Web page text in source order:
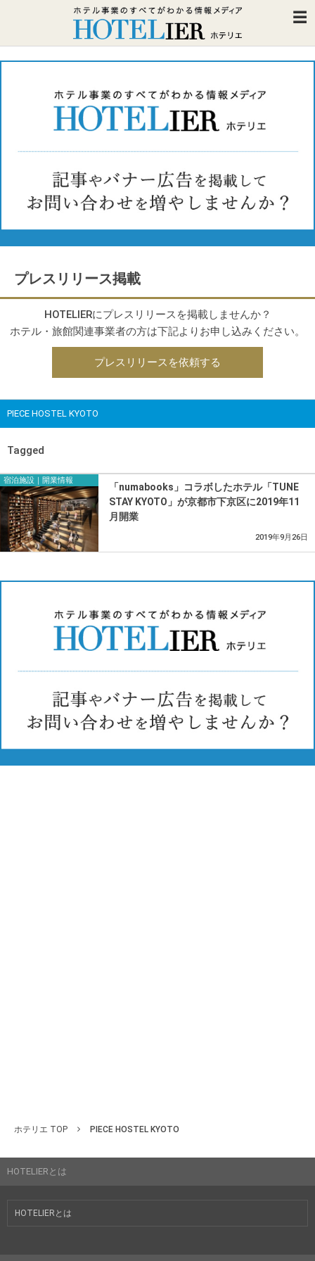
プレスリリース掲載
HOTELIERにプレスリリースを掲載しませんか？
ホテル・旅館関連事業者の方は下記よりお申し込みください。
プレスリリースを依頼する
PIECE HOSTEL KYOTO
Tagged
宿泊施設｜開業情報
「numabooks」コラボしたホテル「TUNE
STAY KYOTO」が京都市下京区に2019年11
月開業
2019年9月26日
ホテリエ TOP PIECE HOSTEL KYOTO
HOTELIERとは
HOTELIERとは